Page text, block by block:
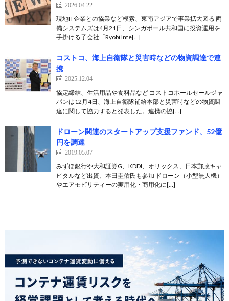
2026.04.22
現地IT企業との協業など模索、東南アジアで事業拡大図る 両
備システムズは4月21日、シンガポール共和国に投資運用を
手掛ける子会社「Ryobi Inte[…]
コストコ、海上自衛隊と災害時などの物資調達で連
携
2025.12.04
協定締結、生活用品や食料品など コストコホールセールジャ
パンは12月4日、海上自衛隊補給本部と災害時などの物資調
達に関して協力すると発表した。連携の協[…]
ドローン関連のスタートアップ支援ファンド、52億
円を調達
2019.05.07
みずほ銀行や大和証券G、KDDI、オリックス、日本郵政キャ
ピタルなど出資、本田圭佑氏も参加 ドローン（小型無人機）
やエアモビリティーの実用化・商用化に[…]